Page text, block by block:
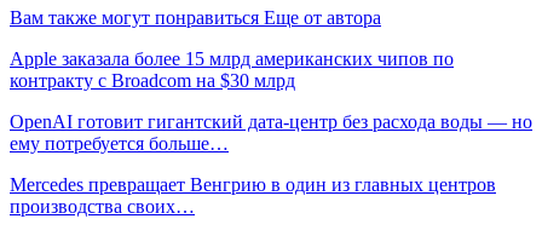
Вам также могут понравиться Еще от автора
Apple заказала более 15 млрд американских чипов по
контракту с Broadcom на $30 млрд
OpenAI готовит гигантский дата-центр без расхода воды — но
ему потребуется больше…
Mercedes превращает Венгрию в один из главных центров
производства своих…